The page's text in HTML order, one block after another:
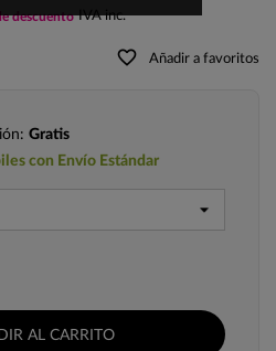
descuento IVA inc.
favorite_border Añadir a favoritos
Gratis
con Envío Estándar
AL CARRITO